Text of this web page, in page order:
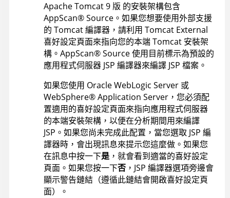
Apache Tomcat 9 版 的安裝架構包含
AppScan®Source 。如果您想要使用外部支援
的 Tomcat 編譯器，請利用 Tomcat External
喜好設定頁面來指向您的本端 Tomcat 安裝架
構。 AppScan®Source使用目前標示為預設的
應用程式伺服器 JSP 編譯器來編譯 JSP 檔案。
如果您使用 Oracle WebLogic Server 或
WebSphere®Application Server ，您必須配
置適用的喜好設定頁面來指向應用程式伺服器
的本端安裝架構，以便在分析期間用來編譯
JSP。如果您尚未完成此配置，當您選取 JSP 編
譯器時，會出現訊息來提示您這麼做。如果您
在訊息中按一下是，就會看到適當的喜好設定
頁面。如果您按一下否 ，JSP 編譯器選項旁邊會
顯示警告鏈結（遵循此鏈結會開啟喜好設定頁
面）。